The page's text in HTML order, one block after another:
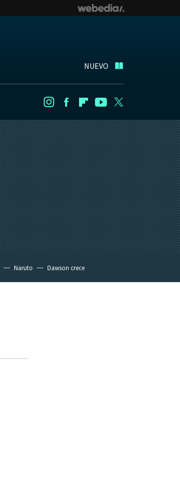
NUEVO
InstagramFacebookFlipboard
Youtube
Naruto Dawson crece